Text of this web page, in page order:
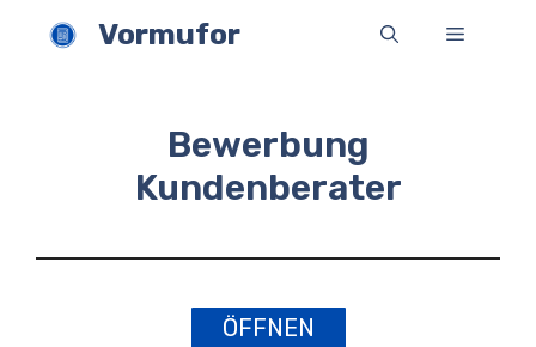
Inhalt
Vormufor Menü
Bewerbung
Kundenberater
ÖFFNEN